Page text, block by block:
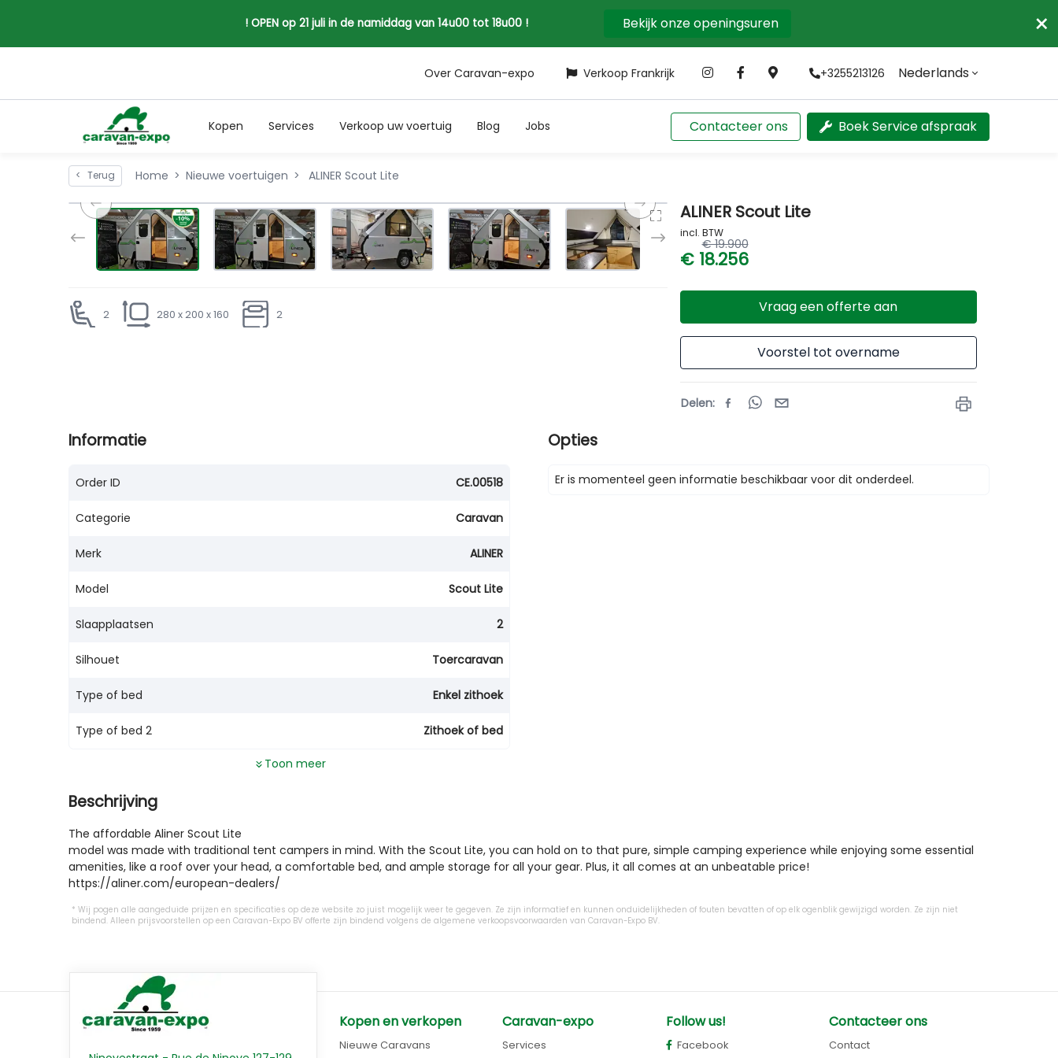
! OPEN op 21 juli in de namiddag van 14u00 tot 18u00 ! Bekijk onze openingsuren ×
Over Caravan-expo Verkoop Frankrijk +3255213126 Nederlands
Kopen Services Verkoop uw voertuig Blog Jobs Contacteer ons Boek Service afspraak
< Terug Home Nieuwe voertuigen ALINER Scout Lite
2 280 x 200 x 160 2
ALINER Scout Lite
incl. BTW
€ 19.900
€ 18.256
Vraag een offerte aan
Voorstel tot overname
Delen:
Informatie
Order ID CE.00518
Categorie Caravan
Merk ALINER
Model Scout Lite
Slaapplaatsen 2
Silhouet Toercaravan
Type of bed Enkel zithoek
Type of bed 2 Zithoek of bed
Toon meer
Opties
Er is momenteel geen informatie beschikbaar voor dit onderdeel.
Beschrijving
The affordable Aliner Scout Lite
model was made with traditional tent campers in mind. With the Scout Lite, you can hold on to that pure, simple camping experience while enjoying some essential
amenities, like a roof over your head, a comfortable bed, and ample storage for all your gear. Plus, it all comes at an unbeatable price!
https://aliner.com/european-dealers/
Wij pogen alle aangeduide prijzen en specificaties op deze website zo juist mogelijk weer te gegeven. Ze zijn informatief en kunnen onduidelijkheden of fouten bevatten of op elk ogenblik gewijzigd worden. Ze zijn niet
bindend. Alleen prijsvoorstellen op een Caravan-Expo BV offerte zijn bindend volgens de algemene verkoopsvoorwaarden van Caravan-Expo BV.
Kopen en verkopen
Nieuwe Caravans
Caravan-expo
Services
Follow us!
Facebook
Contacteer ons
Contact